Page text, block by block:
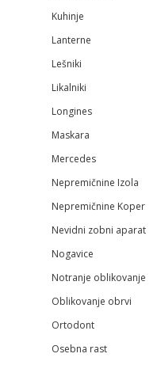
Kuhinje
Lanterne
Lešniki
Likalniki
Longines
Maskara
Mercedes
Nepremičnine Izola
Nepremičnine Koper
Nevidni zobni aparat
Nogavice
Notranje oblikovanje
Oblikovanje obrvi
Ortodont
Osebna rast